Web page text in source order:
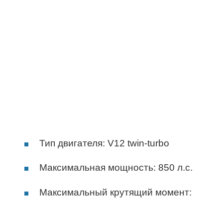
Тип двигателя: V12 twin-turbo
Максимальная мощность: 850 л.с.
Максимальный крутящий момент: